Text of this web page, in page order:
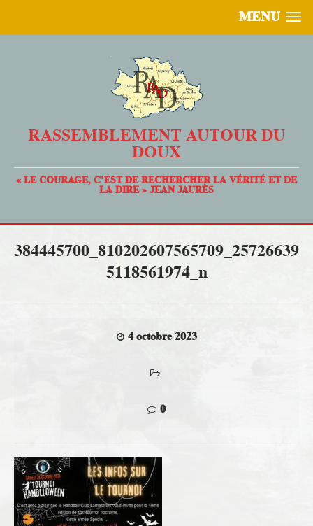
MENU
RASSEMBLEMENT AUTOUR DU
DOUX
« LE COURAGE, C’EST DE RECHERCHER LA VÉRITÉ ET DE
LA DIRE » JEAN JAURÈS
384445700_810202607565709_25726639
5118561974_n
4 octobre 2023
0